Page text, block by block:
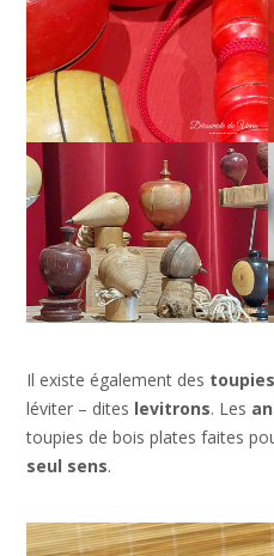
Il existe également des
léviter – dites levitrons. Les
toupies de bois plates faites
seul sens.